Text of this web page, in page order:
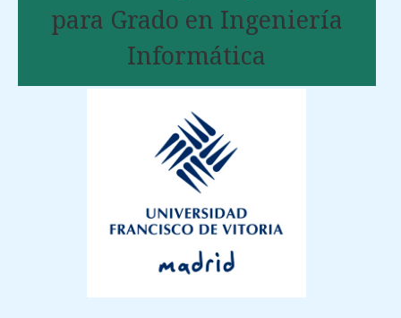
para Grado en Ingeniería
Informática